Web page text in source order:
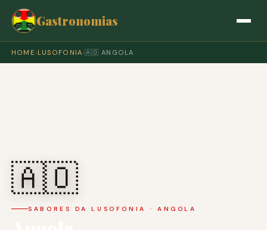
Gastronomias
HOME › LUSOFONIA›🇦🇴 ANGOLA
🇦🇴
SABORES DA LUSOFONIA · ANGOLA